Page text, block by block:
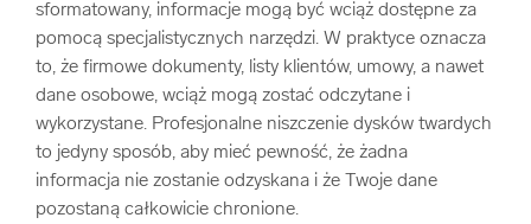
sformatowany, informacje mogą być wciąż dostępne za
pomocą specjalistycznych narzędzi. W praktyce oznacza
to, że firmowe dokumenty, listy klientów, umowy, a nawet
dane osobowe, wciąż mogą zostać odczytane i
wykorzystane. Profesjonalne niszczenie dysków twardych
to jedyny sposób, aby mieć pewność, że żadna
informacja nie zostanie odzyskana i że Twoje dane
pozostaną całkowicie chronione.